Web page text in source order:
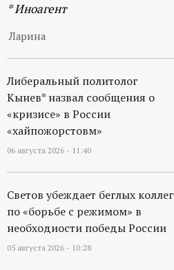
* Иноагент
Ларина
Либеральный политолог
Кынев* назвал сообщения о
«кризисе» в России
«хайпожорстовм»
06 августа 2026 - 11:40
Светов убеждает беглых коллег
по «борьбе с режимом» в
необходиости победы России
05 августа 2026 - 10:28